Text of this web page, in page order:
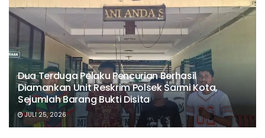
Dua Terduga Pelaku Pencurian Berhasil
Diamankan Unit Reskrim Polsek Sarmi Kota,
Sejumlah Barang Bukti Disita
JULI 25, 2026